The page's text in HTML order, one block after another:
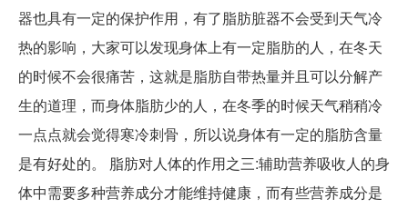
器也具有一定的保护作用，有了脂肪脏器不会受到天气冷
热的影响，大家可以发现身体上有一定脂肪的人，在冬天
的时候不会很痛苦，这就是脂肪自带热量并且可以分解产
生的道理，而身体脂肪少的人，在冬季的时候天气稍稍冷
一点点就会觉得寒冷刺骨，所以说身体有一定的脂肪含量
是有好处的。 脂肪对人体的作用之三:辅助营养吸收人的身
体中需要多种营养成分才能维持健康，而有些营养成分是